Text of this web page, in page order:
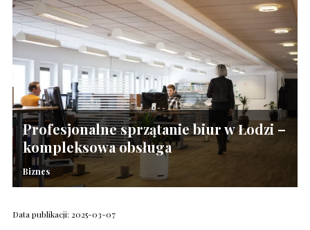
Profesjonalne sprzątanie biur w Łodzi –
kompleksowa obsługa
Biznes
Data publikacji: 2025-03-07